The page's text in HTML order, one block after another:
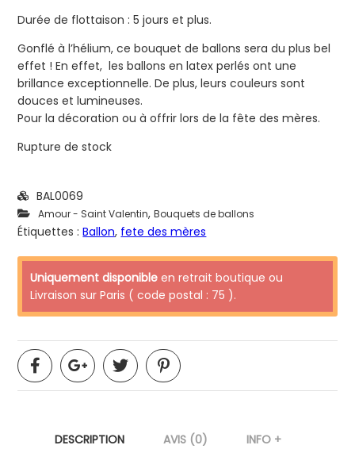
Durée de flottaison : 5 jours et plus.
Gonflé à l’hélium, ce bouquet de ballons sera du plus bel
effet ! En effet, les ballons en latex perlés ont une
brillance exceptionnelle. De plus, leurs couleurs sont
douces et lumineuses.
Pour la décoration ou à offrir lors de la fête des mères.
Rupture de stock
BAL0069
Amour - Saint Valentin,Bouquets de ballons
Étiquettes :Ballon, fete des mères
Uniquement disponible en retrait boutique ou
Livraison sur Paris ( code postal : 75 ).
DESCRIPTION AVIS (0) INFO +